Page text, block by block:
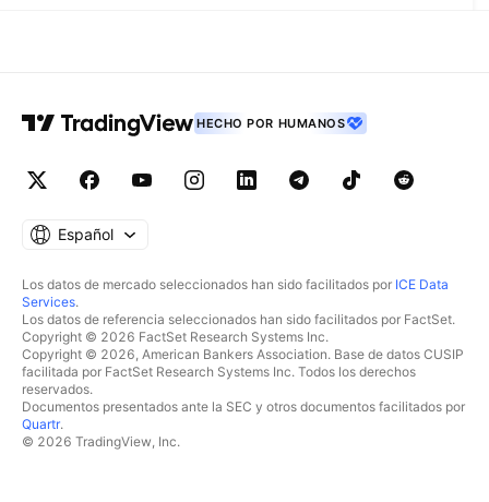
HECHO POR HUMANOS
Español
Los datos de mercado seleccionados han sido facilitados por ICE Data
Services.
Los datos de referencia seleccionados han sido facilitados por FactSet.
Copyright © 2026 FactSet Research Systems Inc.
Copyright © 2026, American Bankers Association. Base de datos CUSIP
facilitada por FactSet Research Systems Inc. Todos los derechos
reservados.
Documentos presentados ante la SEC y otros documentos facilitados por
Quartr.
© 2026 TradingView, Inc.